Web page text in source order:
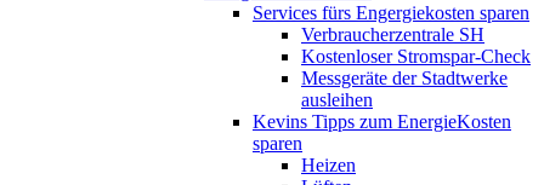
Services fürs Engergiekosten sparen
Verbraucherzentrale SH
Kostenloser Stromspar-Check
Messgeräte der Stadtwerke
ausleihen
Kevins Tipps zum EnergieKosten
sparen
Heizen